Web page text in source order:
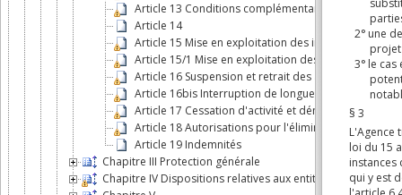
Article 13 Conditions complémentaires et
Article 14
Article 15 Mise en exploitation des installations
Article 15/1 Mise en exploitation des installations
Article 16 Suspension et retrait des autorisations
Article 16bis Interruption de longue durée d'une
Article 17 Cessation d'activité et démantèlement
Article 18 Autorisations pour l'élimination, le
Article 19 Indemnités
Chapitre III Protection générale
Chapitre IV Dispositions relatives aux entités que